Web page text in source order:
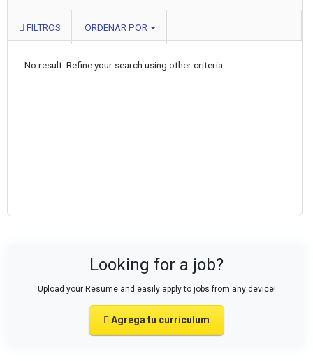
FILTROS ORDENAR POR
No result. Refine your search using other criteria.
Looking for a job?
Upload your Resume and easily apply to jobs from any device!
Agrega tu currículum